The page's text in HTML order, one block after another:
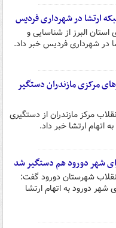
ارتشا در شهرداری فردیس
البرز از شناسایی و
در شهرداری فردیس خبر داد.
مرکزی مازندران دستگیر
مرکز مازندران از دستگیری
اتهام ارتشا خبر داد.
شهر دورود هم دستگیر شد
شهرستان دورود گفت:
دورود به اتهام ارتشا